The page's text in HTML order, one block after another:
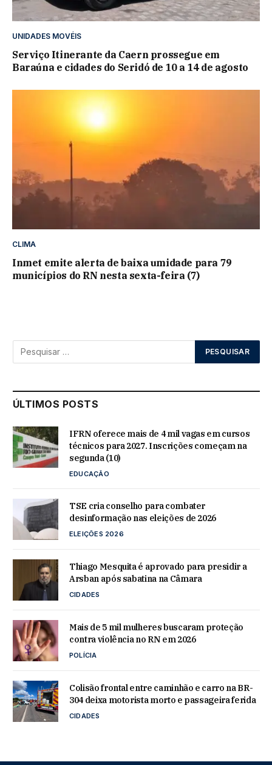
UNIDADES MOVÉIS
Serviço Itinerante da Caern prossegue em
Baraúna e cidades do Seridó de 10 a 14 de agosto
CLIMA
Inmet emite alerta de baixa umidade para 79
municípios do RN nesta sexta-feira (7)
ÚLTIMOS POSTS
IFRN oferece mais de 4 mil vagas em cursos
técnicos para 2027. Inscrições começam na
segunda (10)
EDUCAÇÃO
TSE cria conselho para combater
desinformação nas eleições de 2026
ELEIÇÕES 2026
Thiago Mesquita é aprovado para presidir a
Arsban após sabatina na Câmara
CIDADES
Mais de 5 mil mulheres buscaram proteção
contra violência no RN em 2026
POLÍCIA
Colisão frontal entre caminhão e carro na BR-
304 deixa motorista morto e passageira ferida
CIDADES